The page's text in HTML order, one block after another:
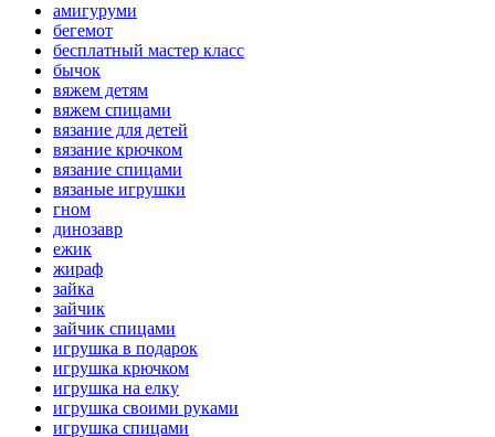
амигуруми
бегемот
бесплатный мастер класс
бычок
вяжем детям
вяжем спицами
вязание для детей
вязание крючком
вязание спицами
вязаные игрушки
гном
динозавр
ежик
жираф
зайка
зайчик
зайчик спицами
игрушка в подарок
игрушка крючком
игрушка на елку
игрушка своими руками
игрушка спицами